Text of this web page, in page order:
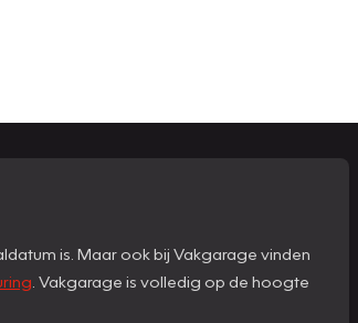
is. Maar ook bij Vakgarage vinden
. Vakgarage is volledig op de hoogte